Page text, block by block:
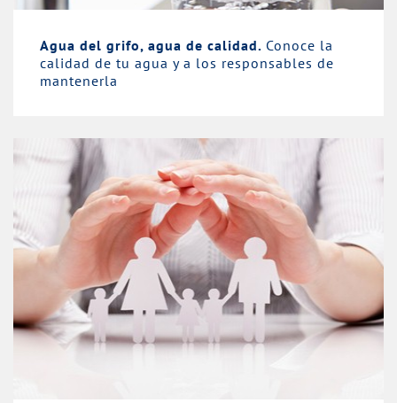
Agua del grifo, agua de calidad. Conoce la
calidad de tu agua y a los responsables de
mantenerla